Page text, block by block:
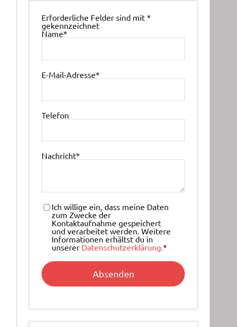
Erforderliche Felder sind mit*
gekennzeichnet
Name*
E-Mail-Adresse*
Telefon
Nachricht*
Ich willige ein, dass meine Daten
zum Zwecke der
Kontaktaufnahme gespeichert
und verarbeitet werden. Weitere
Informationen erhältst du in
unserer Datenschutzerklärung.*